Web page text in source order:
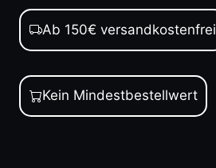
Ab 150€ versandkostenfrei
Kein Mindestbestellwert